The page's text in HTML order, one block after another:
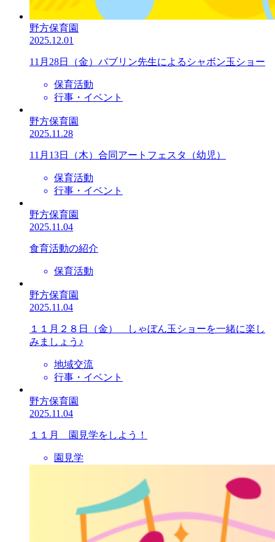
野方保育園
2025.12.01
11月28日（金）バブリン先生によるシャボン玉ショー
保育活動
行事・イベント
野方保育園
2025.11.28
11月13日（木）合同アートフェスタ（幼児）
保育活動
行事・イベント
野方保育園
2025.11.04
食育活動の紹介
保育活動
野方保育園
2025.11.04
１１月２８日（金） しゃぼん玉ショーを一緒に楽し
みましょう♪
地域交流
行事・イベント
野方保育園
2025.11.04
１１月 園見学をしよう！
園見学